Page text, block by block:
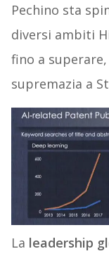
Pechino sta
diversi ambiti
fino a
supremazia a
La leadership